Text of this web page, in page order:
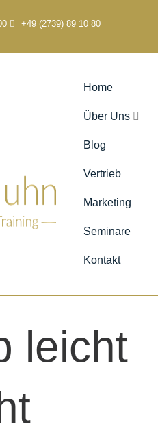
+49 (2739) 89 10 80
Home
Über Uns
Blog
Vertrieb
Marketing
Seminare
Kontakt
leicht